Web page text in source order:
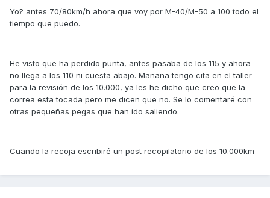
Yo? antes 70/80km/h ahora que voy por M-40/M-50 a 100 todo el
tiempo que puedo.
He visto que ha perdido punta, antes pasaba de los 115 y ahora
no llega a los 110 ni cuesta abajo. Mañana tengo cita en el taller
para la revisión de los 10.000, ya les he dicho que creo que la
correa esta tocada pero me dicen que no. Se lo comentaré con
otras pequeñas pegas que han ido saliendo.
Cuando la recoja escribiré un post recopilatorio de los 10.000km